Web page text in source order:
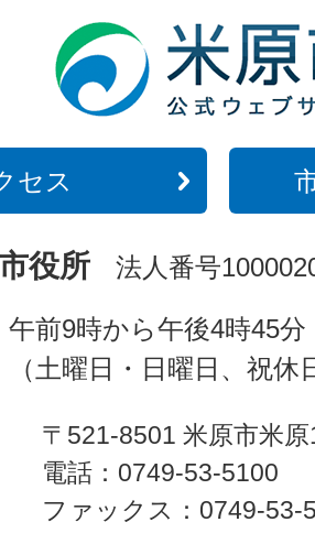
セス
役所 法人番号
午前9時から午後4時45分
（土曜日・日曜日、祝
〒521-8501 米原市米
電話：0749-53-5100
ファックス：0749-53-